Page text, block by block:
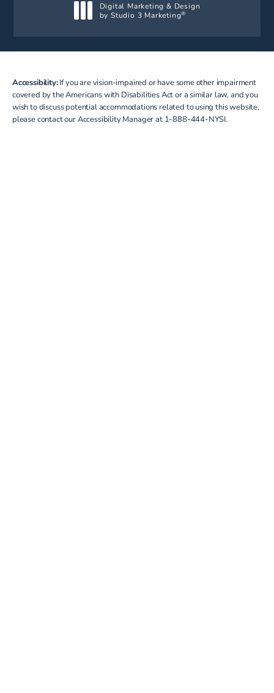
Digital Marketing & Design
by Studio 3 Marketing®
Accessibility:If you are vision-impaired or have some other impairment
covered by the Americans with Disabilities Act or a similar law, and you
wish to discuss potential accommodations related to using this website,
please contact our Accessibility Manager at 1-888-444-NYSI.